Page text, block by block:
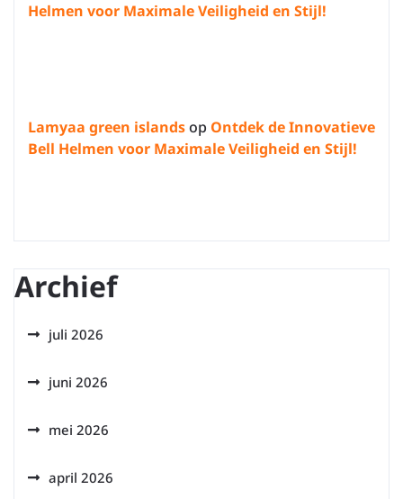
Helmen voor Maximale Veiligheid en Stijl!
Lamyaa green islandsop Ontdek de Innovatieve
Bell Helmen voor Maximale Veiligheid en Stijl!
Archief
juli 2026
juni 2026
mei 2026
april 2026